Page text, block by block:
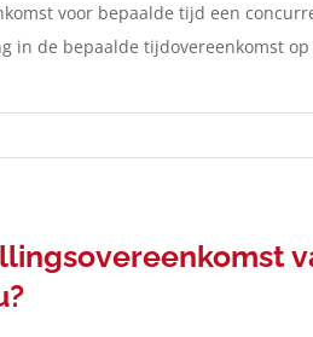
voor bepaalde tijd een
in de bepaalde tijdovereenkomst